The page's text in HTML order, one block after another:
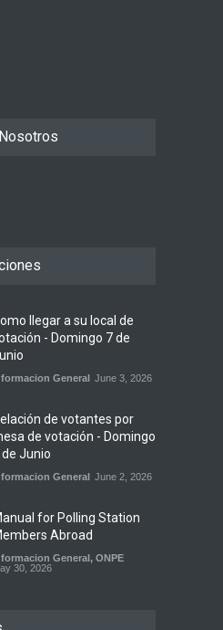
llegar a su local de
- Domingo 7 de
General June 3, 2026
de votantes por
de votación - Domingo
de Junio
General June 2, 2026
for Polling Station
Abroad
General , ONPE
30, 2026
votar con su DNI